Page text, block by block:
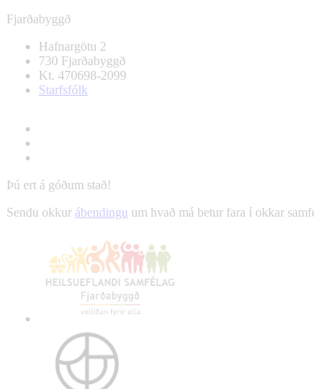
Fjarðabyggð
Hafnargötu 2
730 Fjarðabyggð
Kt. 470698-2099
Starfsfólk
Þú ert á góðum stað!
Sendu okkur ábendingu um hvað má betur fara í okkar